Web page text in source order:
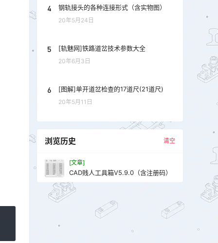
4 钢轨接头的各种连接形式（含实物图）
20年5月24日
5 [轨魅网]铁路道岔技术参数大全
20年6月3日
6 [图解]单开道岔检查的17道尺(21道尺)
20年5月11日
浏览历史 清空
[文章]
CAD贱人工具箱V5.9.0（含注册码）